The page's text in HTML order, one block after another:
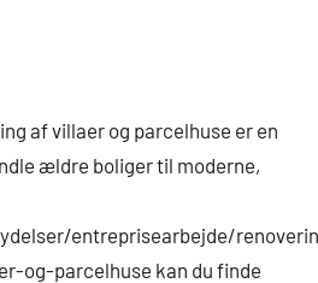
af villaer og parcelhuse er en
ældre boliger til moderne,
entreprisearbejde/
og-parcelhuse kan du finde